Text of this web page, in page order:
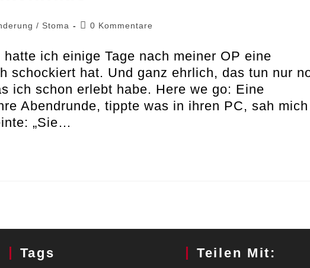
/ Stoma
Beitrags-
0 Kommentare
ich einige Tage nach meiner OP eine
schockiert hat. Und ganz ehrlich, das tun nur
ich schon erlebt habe. Here we go: Eine
Abendrunde, tippte was in ihren PC, sah mich
„Sie…
Tags Teilen Mit: